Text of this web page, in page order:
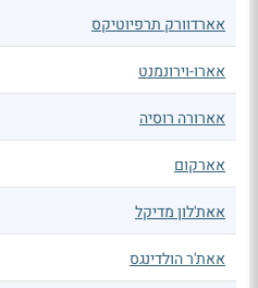
אארדוורק תרפיוטיקס
אארו-וירונמנט
אארורה רוסיה
אארקום
אאת'לון מדיקל
אאת'ר הולדינגס